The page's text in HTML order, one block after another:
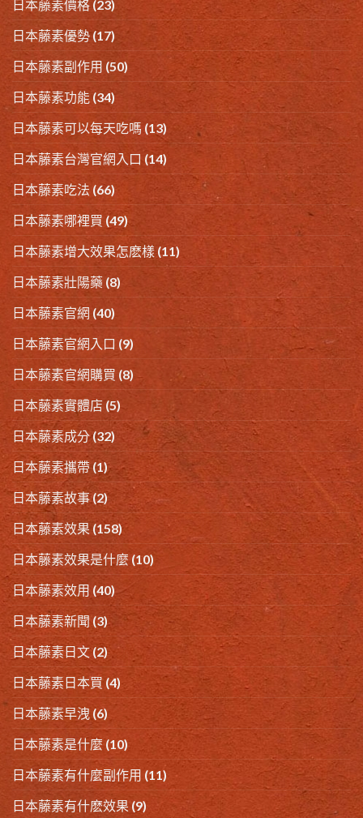
日本藤素價格 (23)
日本藤素優勢 (17)
日本藤素副作用 (50)
日本藤素功能 (34)
日本藤素可以每天吃嗎 (13)
日本藤素台灣官網入口 (14)
日本藤素吃法 (66)
日本藤素哪裡買 (49)
日本藤素增大效果怎麽樣 (11)
日本藤素壯陽藥 (8)
日本藤素官網 (40)
日本藤素官網入口 (9)
日本藤素官網購買 (8)
日本藤素實體店 (5)
日本藤素成分(32)
日本藤素攜帶 (1)
日本藤素故事(2)
日本藤素效果 (158)
日本藤素效果是什麼 (10)
日本藤素效用 (40)
日本藤素新聞 (3)
日本藤素日文(2)
日本藤素日本買 (4)
日本藤素早洩 (6)
日本藤素是什麼(10)
日本藤素有什麼副作用 (11)
日本藤素有什麽效果 (9)